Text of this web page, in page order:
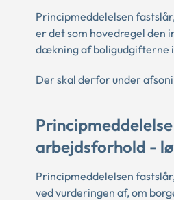
Principmeddelelsen
er det som hovedregel den
dækning af boligudgifterne
Der skal derfor under
arbejdsforhold -
Principmeddelelsen
ved vurderingen af, om